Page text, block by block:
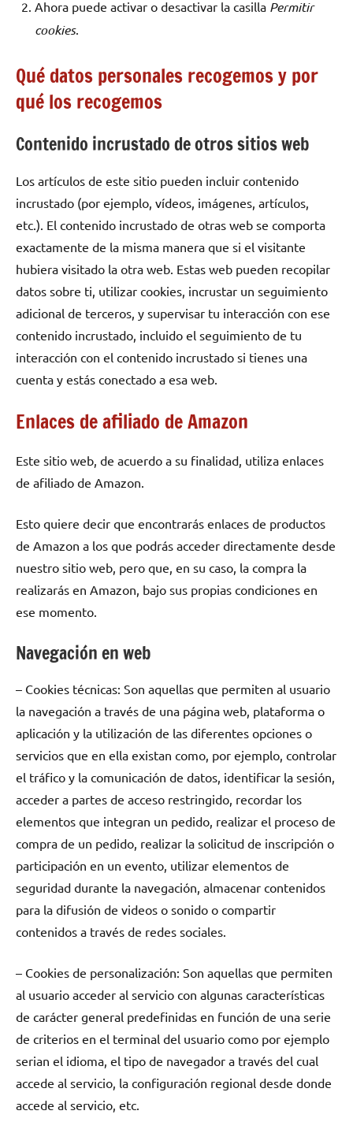
Ahora puede activar o desactivar la casilla Permitir
cookies.
Qué datos personales recogemos y por
qué los recogemos
Contenido incrustado de otros sitios web
Los artículos de este sitio pueden incluir contenido
incrustado (por ejemplo, vídeos, imágenes, artículos,
etc.). El contenido incrustado de otras web se comporta
exactamente de la misma manera que si el visitante
hubiera visitado la otra web. Estas web pueden recopilar
datos sobre ti, utilizar cookies, incrustar un seguimiento
adicional de terceros, y supervisar tu interacción con ese
contenido incrustado, incluido el seguimiento de tu
interacción con el contenido incrustado si tienes una
cuenta y estás conectado a esa web.
Enlaces de afiliado de Amazon
Este sitio web, de acuerdo a su finalidad, utiliza enlaces
de afiliado de Amazon.
Esto quiere decir que encontrarás enlaces de productos
de Amazon a los que podrás acceder directamente desde
nuestro sitio web, pero que, en su caso, la compra la
realizarás en Amazon, bajo sus propias condiciones en
ese momento.
Navegación en web
– Cookies técnicas: Son aquellas que permiten al usuario
la navegación a través de una página web, plataforma o
aplicación y la utilización de las diferentes opciones o
servicios que en ella existan como, por ejemplo, controlar
el tráfico y la comunicación de datos, identificar la sesión,
acceder a partes de acceso restringido, recordar los
elementos que integran un pedido, realizar el proceso de
compra de un pedido, realizar la solicitud de inscripción o
participación en un evento, utilizar elementos de
seguridad durante la navegación, almacenar contenidos
para la difusión de videos o sonido o compartir
contenidos a través de redes sociales.
– Cookies de personalización: Son aquellas que permiten
al usuario acceder al servicio con algunas características
de carácter general predefinidas en función de una serie
de criterios en el terminal del usuario como por ejemplo
serian el idioma, el tipo de navegador a través del cual
accede al servicio, la configuración regional desde donde
accede al servicio, etc.